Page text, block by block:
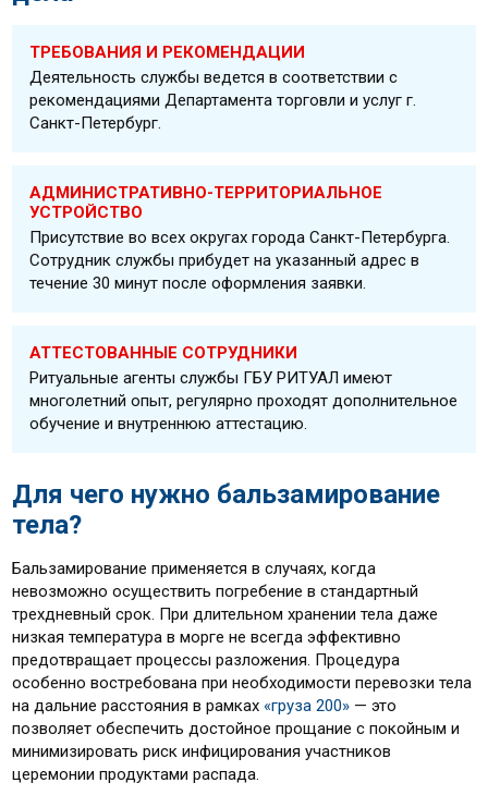
ТРЕБОВАНИЯ И РЕКОМЕНДАЦИИ
Деятельность службы ведется в соответствии с
рекомендациями Департамента торговли и услуг г.
Санкт-Петербург.
АДМИНИСТРАТИВНО-ТЕРРИТОРИАЛЬНОЕ
УСТРОЙСТВО
Присутствие во всех округах города Санкт-Петербурга.
Сотрудник службы прибудет на указанный адрес в
течение 30 минут после оформления заявки.
АТТЕСТОВАННЫЕ СОТРУДНИКИ
Ритуальные агенты службы ГБУ РИТУАЛ имеют
многолетний опыт, регулярно проходят дополнительное
обучение и внутреннюю аттестацию.
Для чего нужно бальзамирование
тела?
Бальзамирование применяется в случаях, когда
невозможно осуществить погребение в стандартный
трехдневный срок. При длительном хранении тела даже
низкая температура в морге не всегда эффективно
предотвращает процессы разложения. Процедура
особенно востребована при необходимости перевозки тела
на дальние расстояния в рамках «груза 200» — это
позволяет обеспечить достойное прощание с покойным и
минимизировать риск инфицирования участников
церемонии продуктами распада.